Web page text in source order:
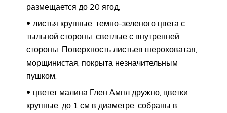
размещается до 20 ягод;
листья крупные, темно-зеленого цвета с
тыльной стороны, светлые с внутренней
стороны. Поверхность листьев шероховатая,
морщинистая, покрыта незначительным
пушком;
цветет малина Глен Ампл дружно, цветки
крупные, до 1 см в диаметре, собраны в